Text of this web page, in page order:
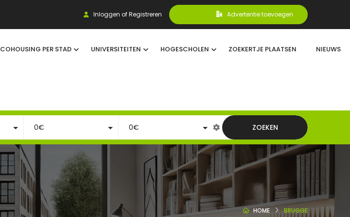
Inloggen of Registreren Advertentie toevoegen
COHOUSING PER STAD UNIVERSITEITEN HOGESCHOLEN ZOEKERTJE PLAATSEN NIEUWS
ZOEKEN
HOME BRUGGE